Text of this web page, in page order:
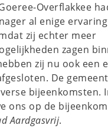
Overflakkee
al enige
zij echter meer
zagen
zij nu ook een
De
bijeenkomsten.
ons op de
Aardgasvrij.